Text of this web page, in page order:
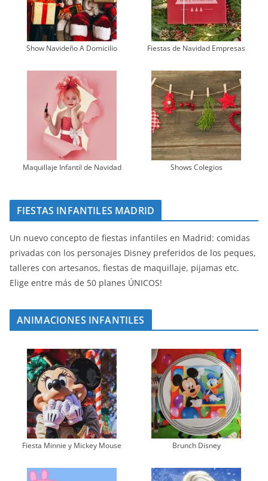
Show Navideño A Domicilio Fiestas de Navidad Empresas
Maquillaje Infantil de Navidad Shows Colegios
FIESTAS INFANTILES MADRID
Un nuevo concepto de fiestas infantiles en Madrid: comidas
privadas con los personajes Disney preferidos de los peques,
talleres con artesanos, fiestas de maquillaje, pijamas etc.
Elige entre más de 50 planes ÚNICOS!
ANIMACIONES INFANTILES
Fiesta Minnie y Mickey Mouse Brunch Disney